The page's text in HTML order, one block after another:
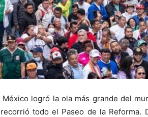
México logró la ola más grande del
todo el Paseo de la Reforma.